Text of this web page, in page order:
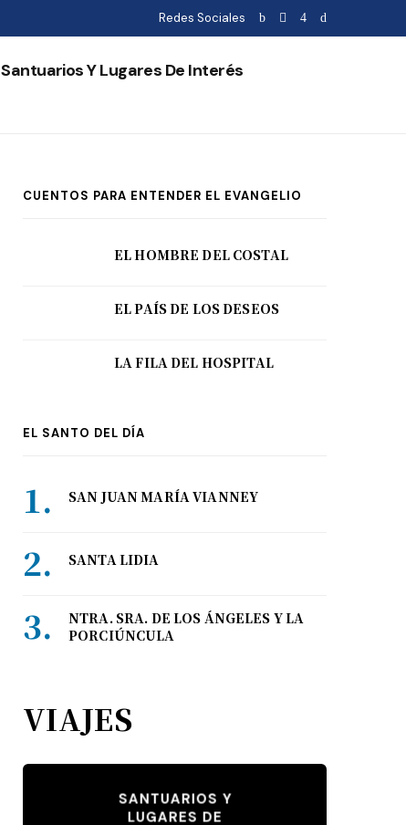
Redes Sociales
Santuarios Y Lugares De Interés
CUENTOS PARA ENTENDER EL EVANGELIO
EL HOMBRE DEL COSTAL
EL PAÍS DE LOS DESEOS
LA FILA DEL HOSPITAL
EL SANTO DEL DÍA
SAN JUAN MARÍA VIANNEY
SANTA LIDIA
NTRA. SRA. DE LOS ÁNGELES Y LA
PORCIÚNCULA
VIAJES
SANTUARIOS Y
LUGARES DE